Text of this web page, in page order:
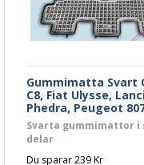
Gummimatta Svart
C8, Fiat Ulysse,
Phedra, Peugeot
Svarta gummimattor i
delar
Du sparar 239 Kr